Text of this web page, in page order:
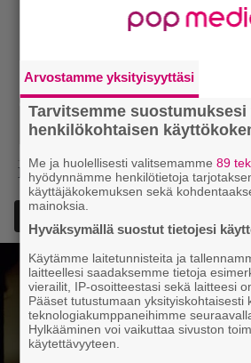
Lähde:Wikipedia,IMDb
Arvostamme yksityisyyttäsi
Tarvitsemme
henkilökohtaisen
Me ja huolellisesti valitsemamme89
hyödynnämme henkilötietoja
käyttäjäkokemuksen sekä
mainoksia.
Hyväksymällä suostut tietojesi
Käytämme laitetunnisteita ja
laitteellesi saadaksemme tietoja
vierailit, IP-osoitteestasi sekä laitteesi
Pääset tutustumaan yksityiskohtaisesti
teknologiakumppaneihimme
Hylkääminen voi vaikuttaa sivuston
käytettävyyteen.